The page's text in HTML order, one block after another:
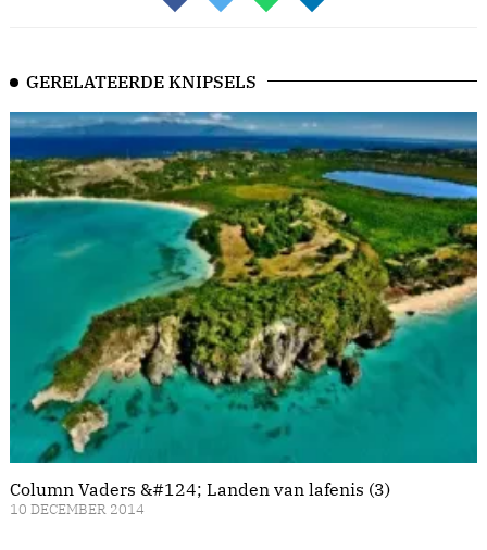
GERELATEERDE KNIPSELS
Column Vaders &#124; Landen van lafenis (3)
10 DECEMBER 2014